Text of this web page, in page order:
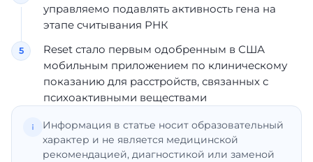
управляемо подавлять активность гена на
этапе считывания РНК
Reset стало первым одобренным в США
мобильным приложением по клиническому
показанию для расстройств, связанных с
психоактивными веществами
Информация в статье носит образовательный
характер и не является медицинской
рекомендацией, диагностикой или заменой